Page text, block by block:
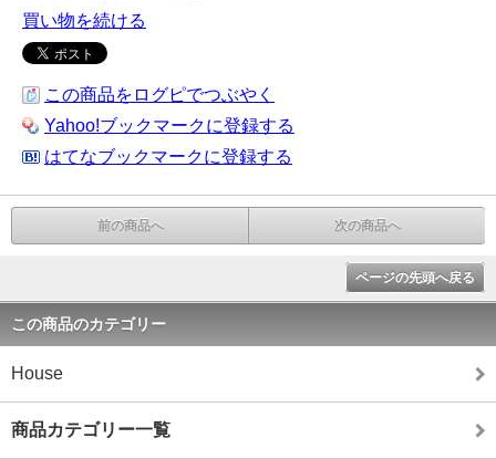
買い物を続ける
この商品をログピでつぶやく
Yahoo!ブックマークに登録する
はてなブックマークに登録する
前の商品へ 次の商品へ
ページの先頭へ戻る
この商品のカテゴリー
House
商品カテゴリー一覧